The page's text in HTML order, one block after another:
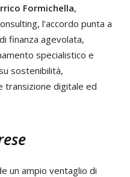
Formichella,
l’accordo punta a
finanza agevolata,
specialistico e
sostenibilità,
transizione digitale ed
un ampio ventaglio di